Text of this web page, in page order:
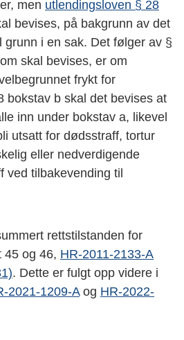
men utlendingsloven § 28
bevises, på bakgrunn av det
grunn i en sak. Det følger av §
skal bevises, er om
frykt for
bokstav b skal det bevises at
inn under bokstav a, likevel
utsatt for dødsstraff, tortur
eller nedverdigende
ved tilbakevending til
rettstilstanden for
45 og 46, HR-2011-2133-A
. Dette er fulgt opp videre i
2021-1209-Aog HR-2022-